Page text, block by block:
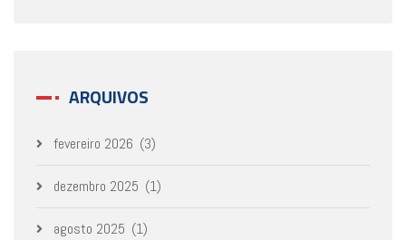
ARQUIVOS
fevereiro 2026 (3)
dezembro 2025 (1)
agosto 2025 (1)